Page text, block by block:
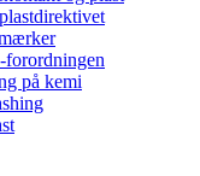
på kemi